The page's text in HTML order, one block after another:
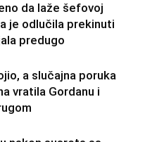
da laže šefovoj
je odlučila prekinuti
predugo
a slučajna poruka
vratila Gordanu i